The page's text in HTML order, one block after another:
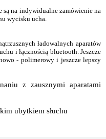
są na indywidualne zamówienie na
wycisku ucha.
ładowalnych aparatów
i łącznością bluetooth. Jeszcze
- polimerowy i jeszcze lepszy
z zausznymi aparatami
ubytkiem słuchu